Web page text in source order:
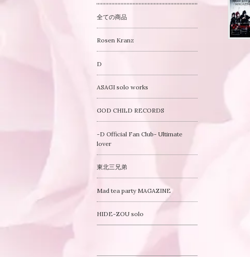
全ての商品
Rosen Kranz
D
ASAGI solo works
GOD CHILD RECORDS
-D Official Fan Club- Ultimate
lover
東北三兄弟
Mad tea party MAGAZINE
HIDE-ZOU solo